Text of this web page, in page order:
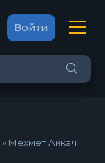
Войти
» Мехмет Айкач